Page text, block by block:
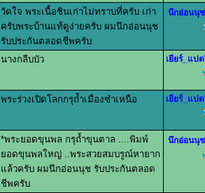
วัดใจ พระเนื้อชินเก่าไม่ทราบที่ครับ เก่า
ครับพระบ้านแท้ดูง่ายครับ ผมนึกอ่อนนุช
รับประกันตลอดชีพครับ
นึกอ่อนนุช
นางกลีบบัว เยียร์_แป
พระร่วงเปิดโลกกรุถ้ำเมืองซำเหนือ เยียร์_แป
*พระยอดขุนพล กรุถ้ำขุนตาล ....พิมพ์
ยอดขุนพลใหญ่ ..พระสวยสมบรูณ์หายาก
แล้วครับ ผมนึกอ่อนนุช รับประกันตลอด
ชีพครับ
นึกอ่อนนุช